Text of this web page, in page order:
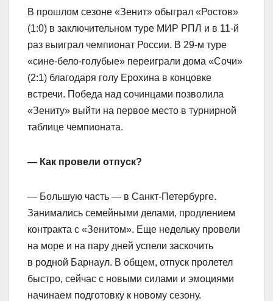
В прошлом сезоне «Зенит» обыграл «Ростов»
(1:0) в заключительном туре МИР РПЛ и в 11‑й
раз выиграл чемпионат России. В 29‑м туре
«сине‑бело‑голубые» переиграли дома «Сочи»
(2:1) благодаря голу Ерохина в концовке
встречи. Победа над сочинцами позволила
«Зениту» выйти на первое место в турнирной
таблице чемпионата.
— Как провели отпуск?
— Большую часть — в Санкт‑Петербурге.
Занимались семейными делами, продлением
контракта с «Зенитом». Еще недельку провели
на море и на пару дней успели заскочить
в родной Барнаул. В общем, отпуск пролетел
быстро, сейчас с новыми силами и эмоциями
начинаем подготовку к новому сезону.